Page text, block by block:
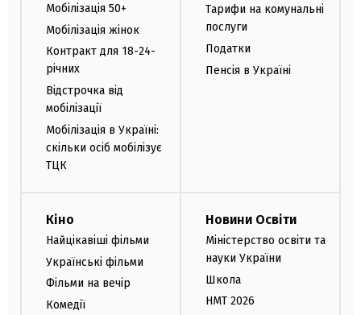
Мобілізація 50+
Мобілізація жінок
Контракт для 18-24-
річних
Відстрочка від
мобілізації
Мобілізація в Україні:
скільки осіб мобілізує
ТЦК
Тарифи на комунальні
послуги
Податки
Пенсія в Україні
Кіно
Найцікавіші фільми
Українські фільми
Фільми на вечір
Комедії
Новини Освіти
Міністерство освіти та
науки України
Школа
НМТ 2026